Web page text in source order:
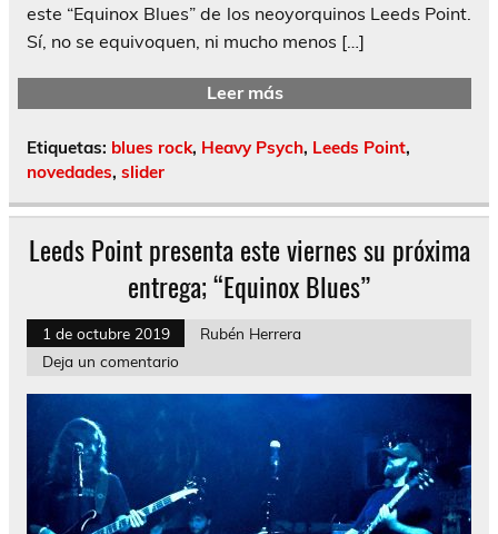
este “Equinox Blues” de los neoyorquinos Leeds Point.
Sí, no se equivoquen, ni mucho menos […]
Leer más
Etiquetas: blues rock, Heavy Psych, Leeds Point,
novedades, slider
Leeds Point presenta este viernes su próxima
entrega; “Equinox Blues”
1 de octubre 2019
Rubén Herrera
Deja un comentario